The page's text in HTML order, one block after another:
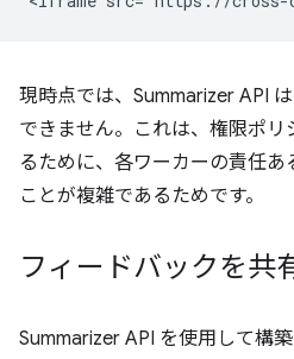
現時点では、Summarizer API
できません。これは、権限ポ
るために、各ワーカーの責任
ことが複雑であるためです。
フィードバックを共
Summarizer API を使用して構